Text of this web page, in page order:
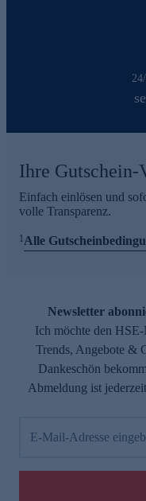
Ihre
Einfach einlösen und
volle Transparenz.
1 Alle
Newsletter
Ich möchte den
Trends, Angebote &
Dankeschön
Abmeldung ist
E-Mail-Adresse